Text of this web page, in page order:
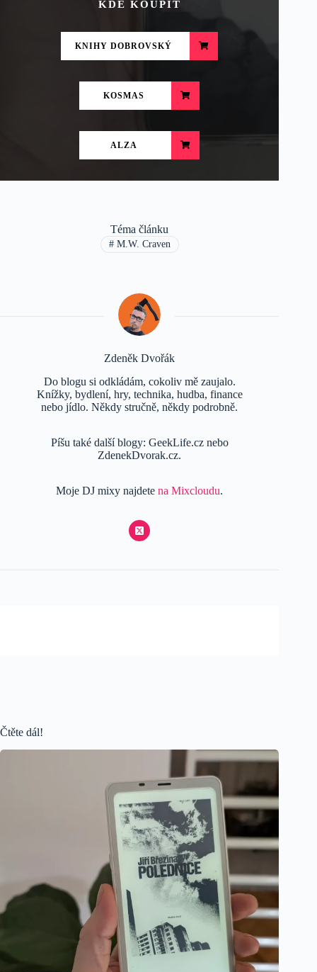
KDE KOUPIT
KNIHY DOBROVSKÝ
KOSMAS
ALZA
Téma článku
#M.W. Craven
Zdeněk Dvořák
Do blogu si odkládám, cokoliv mě zaujalo.
Knížky, bydlení, hry, technika, hudba, finance
nebo jídlo. Někdy stručně, někdy podrobně.
Píšu také další blogy: GeekLife.cz nebo
ZdenekDvorak.cz.
Moje DJ mixy najdetena Mixcloudu.
Čtěte dál!